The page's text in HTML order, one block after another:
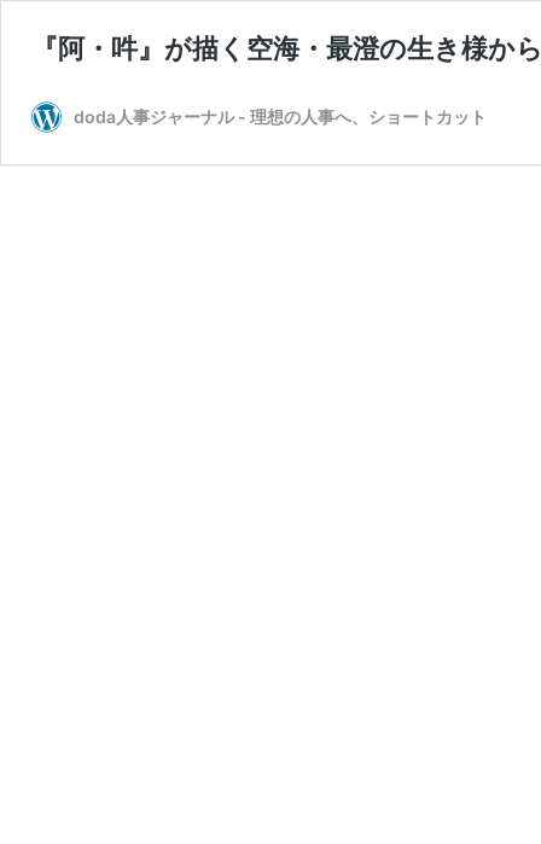
『阿・吽』が描く空海・最澄の生き様か
doda人事ジャーナル - 理想の人事へ、ショートカット